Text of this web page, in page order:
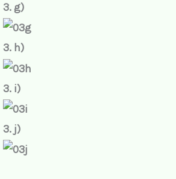
3. g)
3. h)
3. i)
3. j)